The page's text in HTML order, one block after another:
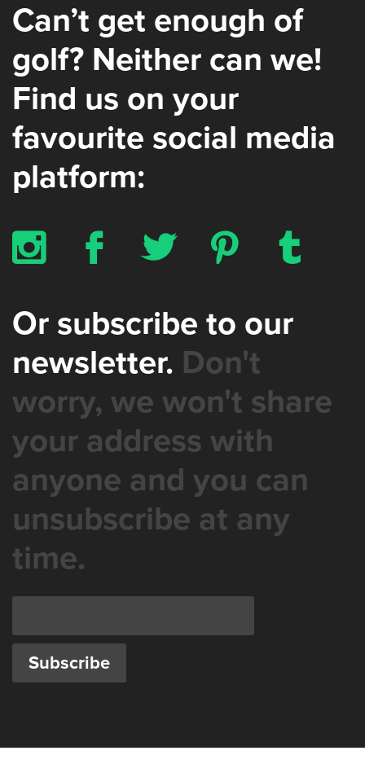
Can’t get enough of
golf? Neither can we!
Find us on your
favourite social media
platform:
x b a d z
Or subscribe to our
newsletter. Don't
worry, we won't share
your address with
anyone and you can
unsubscribe at any
time.